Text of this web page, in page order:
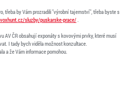
třeba by Vám prozradili "výrobní tajemství", třeba byste s
sluzby/puskarske-prace/.
AV ČR obsahují exponáty s kovovými prvky, které musí
I tady bych viděla možnost konzultace.
a že Vám informace pomohou.